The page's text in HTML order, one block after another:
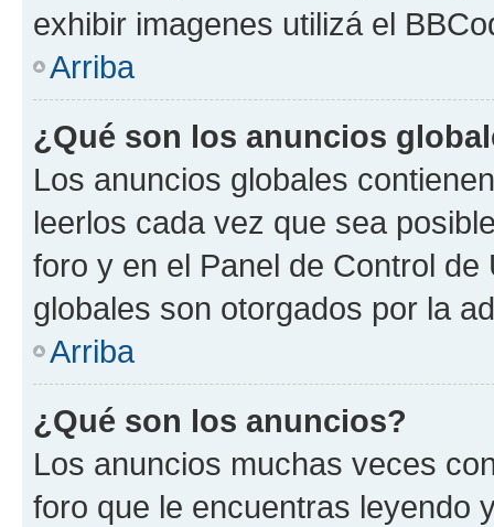
exhibir imagenes utilizá el
Arriba
¿Qué son los anuncios
Los anuncios globales
leerlos cada vez que sea
foro y en el Panel de Control
globales son otorgados por la
Arriba
¿Qué son los anuncios?
Los anuncios muchas veces
foro que le encuentras leyendo